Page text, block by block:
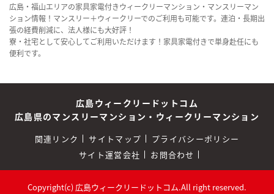
広島・福山エリアの家具家電付きウィークリーマンション・マンスリーマン
ション情報！マンスリー＋ウィークリーでのご利用も可能です。連泊・長期出
張の経費削減に、法人様にも大好評！
寮・社宅として安心してご利用いただけます！家具家電付きで単身赴任にも
便利です。
広島ウィークリードットコム
広島県のマンスリーマンション・ウィークリーマンション
関連リンク サイトマップ
プライバシーポリシー
サイト運営会社
お問合わせ
Copyright(c) 広島ウィークリードットコム.All right reserved.